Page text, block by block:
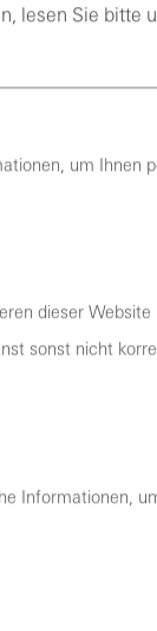
München
inklusive Ihrer
www.df.eu/
1 lit. f DSGVO.
§ 25 Abs. 1
Nutzers (z.
lesen Sie bitte
um Ihnen
dieser Website
sonst nicht
Informationen,